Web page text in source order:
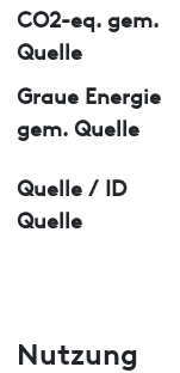
CO2-eq. gem.
Quelle
Graue Energie
gem. Quelle
Quelle / ID
Quelle
Nutzung